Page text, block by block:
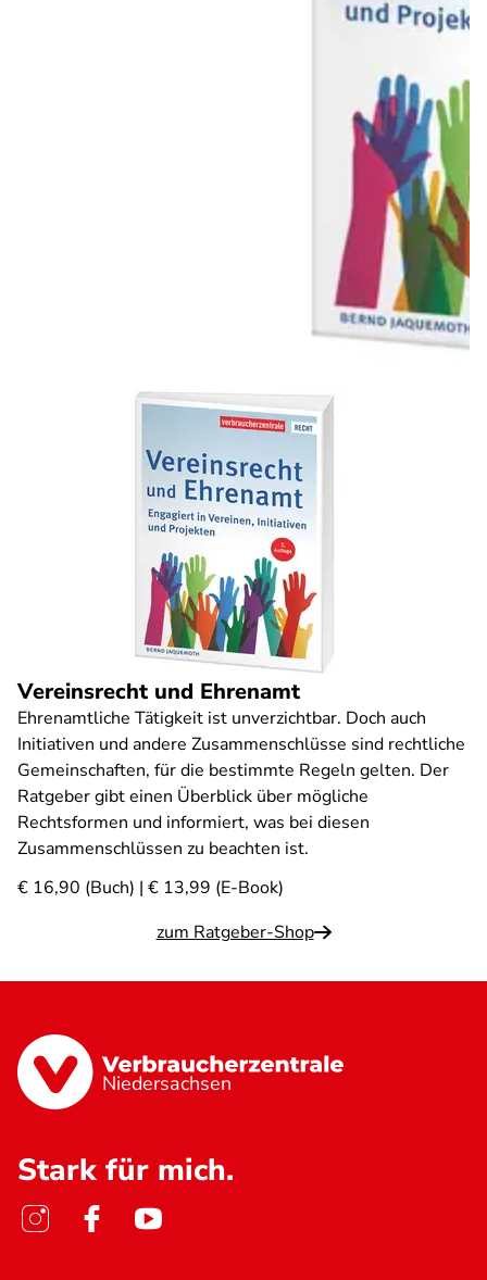
Vereinsrecht und Ehrenamt
Ehrenamtliche Tätigkeit ist unverzichtbar. Doch auch
Initiativen und andere Zusammenschlüsse sind rechtliche
Gemeinschaften, für die bestimmte Regeln gelten. Der
Ratgeber gibt einen Überblick über mögliche
Rechtsformen und informiert, was bei diesen
Zusammenschlüssen zu beachten ist.
€ 16,90 (Buch) | € 13,99 (E-Book)
zum Ratgeber-Shop
Niedersachsen
Stark für mich.